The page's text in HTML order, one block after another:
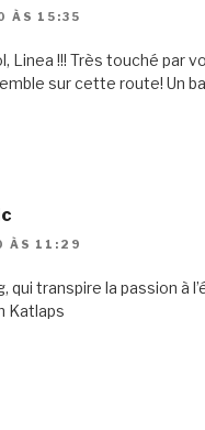
ÀS 15:35
Linea !!! Très touché
sur cette route! Un
ÀS 11:29
qui transpire la passion à
Katlaps